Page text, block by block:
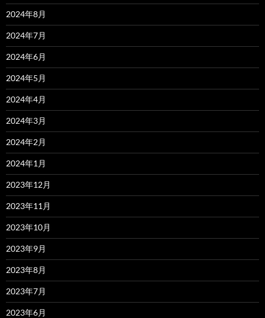
2024年8月
2024年7月
2024年6月
2024年5月
2024年4月
2024年3月
2024年2月
2024年1月
2023年12月
2023年11月
2023年10月
2023年9月
2023年8月
2023年7月
2023年6月